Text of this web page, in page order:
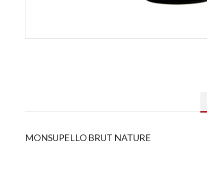
MONSUPELLO BRUT NATURE